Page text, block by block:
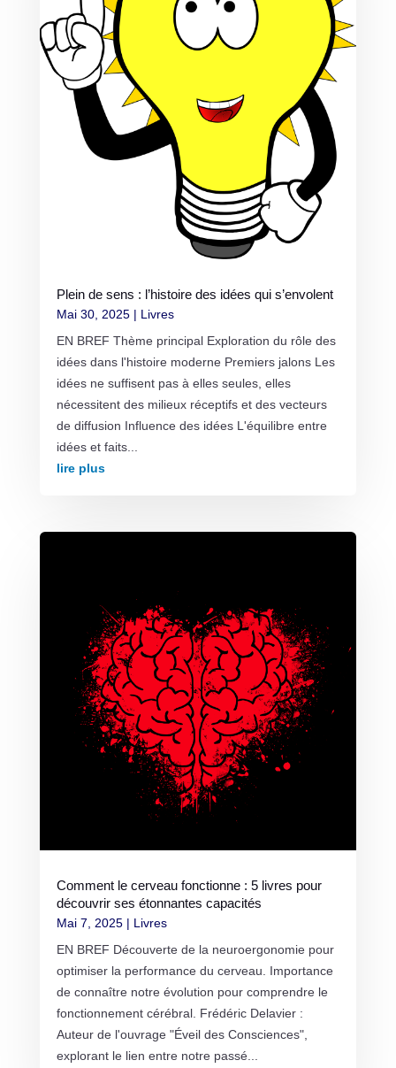
Plein de sens : l’histoire des idées qui s’envolent
Mai 30, 2025| Livres
EN BREF Thème principal Exploration du rôle des
idées dans l'histoire moderne Premiers jalons Les
idées ne suffisent pas à elles seules, elles
nécessitent des milieux réceptifs et des vecteurs
de diffusion Influence des idées L'équilibre entre
idées et faits...
lire plus
Comment le cerveau fonctionne : 5 livres pour
découvrir ses étonnantes capacités
Mai 7, 2025| Livres
EN BREF Découverte de la neuroergonomie pour
optimiser la performance du cerveau. Importance
de connaître notre évolution pour comprendre le
fonctionnement cérébral. Frédéric Delavier :
Auteur de l'ouvrage "Éveil des Consciences",
explorant le lien entre notre passé...